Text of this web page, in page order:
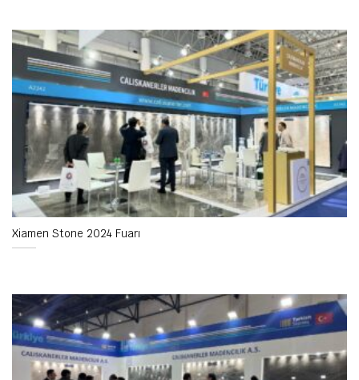
Xiamen Stone 2024 Fuarı